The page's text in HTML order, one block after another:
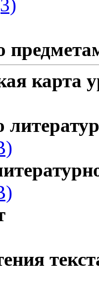
карта